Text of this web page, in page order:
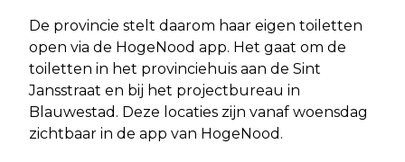
De provincie stelt daarom haar eigen toiletten
open via de HogeNood app. Het gaat om de
toiletten in het provinciehuis aan de Sint
Jansstraat en bij het projectbureau in
Blauwestad. Deze locaties zijn vanaf woensdag
zichtbaar in de app van HogeNood.